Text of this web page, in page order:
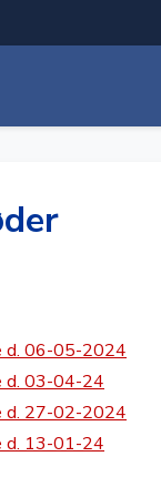
d. 06-05-2024
d. 03-04-24
d. 27-02-2024
d. 13-01-24